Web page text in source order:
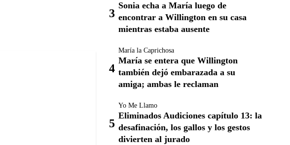
Sonia echa a María luego de
encontrar a Willington en su casa
mientras estaba ausente
María la Caprichosa
María se entera que Willington
también dejó embarazada a su
amiga; ambas le reclaman
Yo Me Llamo
Eliminados Audiciones capítulo 13: la
desafinación, los gallos y los gestos
divierten al jurado